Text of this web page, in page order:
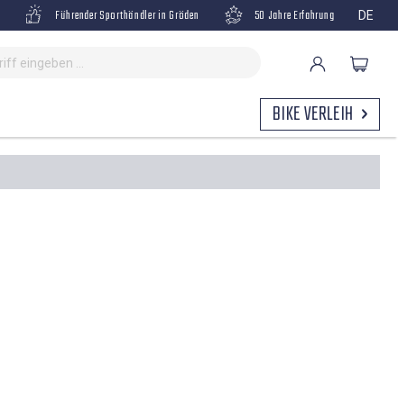
Führender Sporthändler in Gröden 50 Jahre Erfahrung DE
BIKE VERLEIH